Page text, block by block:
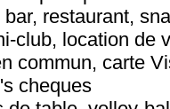
bar, restaurant,
club, location de
commun, carte
cheques